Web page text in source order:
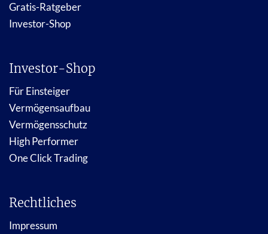
Gratis-Ratgeber
Investor-Shop
Investor-Shop
Für Einsteiger
Vermögensaufbau
Vermögensschutz
High Performer
One Click Trading
Rechtliches
Impressum